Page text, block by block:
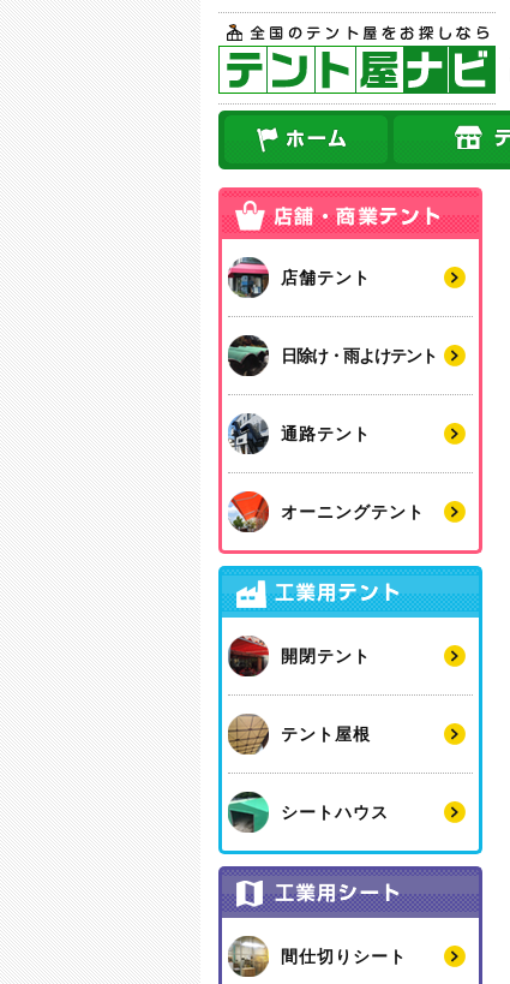
店舗テント
日除け・雨よけテント
通路テント
オーニングテント
開閉テント
テント屋根
シートハウス
間仕切りシート